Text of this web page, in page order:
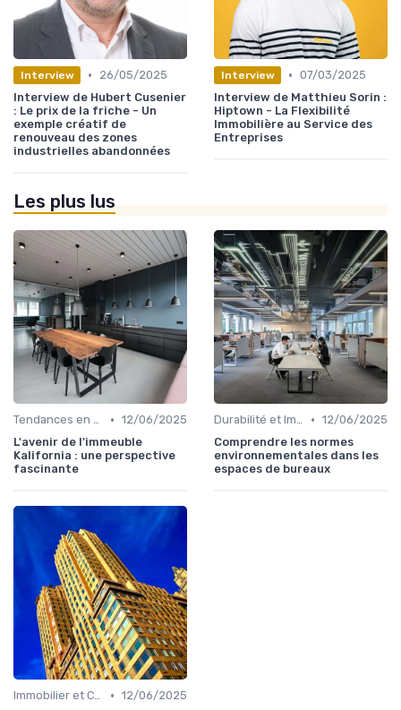
Interview •
26/05/2025
Interview de Hubert Cusenier
: Le prix de la friche - Un
exemple créatif de
renouveau des zones
industrielles abandonnées
Interview • 07/03/2025
Interview de Matthieu Sorin :
Hiptown - La Flexibilité
Immobilière au Service des
Entreprises
Les plus lus
Tendances en Design et Architecture • 12/06/2025
L'avenir de l'immeuble
Kalifornia : une perspective
fascinante
Durabilité et Immobilier Éco-responsable • 12/06/2025
Comprendre les normes
environnementales dans les
espaces de bureaux
Immobilier et Changement Climatique • 12/06/2025